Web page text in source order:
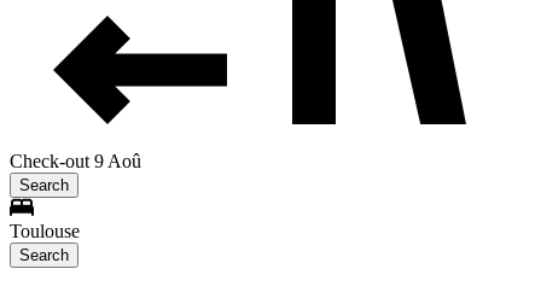
Check-out 9 Aoû
Search
Toulouse
Search